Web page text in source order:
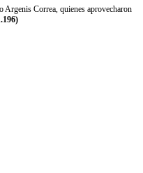
Argenis Correa, quienes aprovecharon